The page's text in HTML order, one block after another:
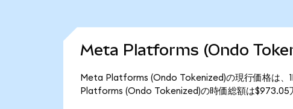
Meta Platforms (Ondo
Meta Platforms (Ondo Tokenized)の現行価格は、
Platforms (Ondo Tokenized)の時価総額は$973.05